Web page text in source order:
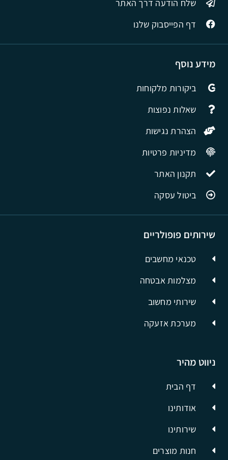
ניווט מהיר
דף הבית
אודותינו
שירותינו
חנות מוצרים
שירותים פופולריים
טכנאי מחשבים
מצלמות אבטחה
שירותי מחשוב
מערכת אזעקה
מידע נוסף
ביקורות מלקוחות
שאלות נפוצות
הצהרת נגישות
מדיניות פרטיות
תקנון האתר
ביטול עסקה
שלח הודעה דרך האתר
דף הפייסבוק שלנו